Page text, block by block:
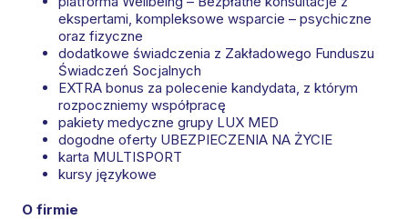
ekspertami, kompleksowe wsparcie – psychiczne
oraz fizyczne​
dodatkowe świadczenia z Zakładowego Funduszu
Świadczeń Socjalnych
EXTRA bonus za polecenie kandydata, z którym
rozpoczniemy współpracę
pakiety medyczne grupy LUX MED
dogodne oferty UBEZPIECZENIA NA ŻYCIE
karta MULTISPORT
kursy językowe
O firmie